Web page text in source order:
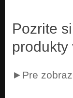
Pozrite
produkty
►Pre